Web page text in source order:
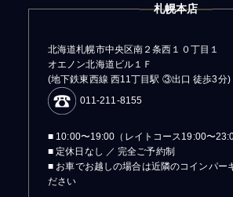
札幌本店
北海道札幌市中央区南２条西１０丁目１
オエノン北海道ビル１Ｆ
(地下鉄東西線 西11丁目駅 ③出口 徒歩3分)
011-211-8155
■ 10:00〜19:00（レイトコース19:00〜
■ 定休日なし ／ 完全ご予約制
■ お車でお越しの場合は近隣のコインパー
ださい